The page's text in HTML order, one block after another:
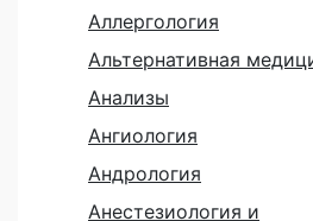
Аллергология
Альтернативная
Анализы
Ангиология
Андрология
Анестезиология и